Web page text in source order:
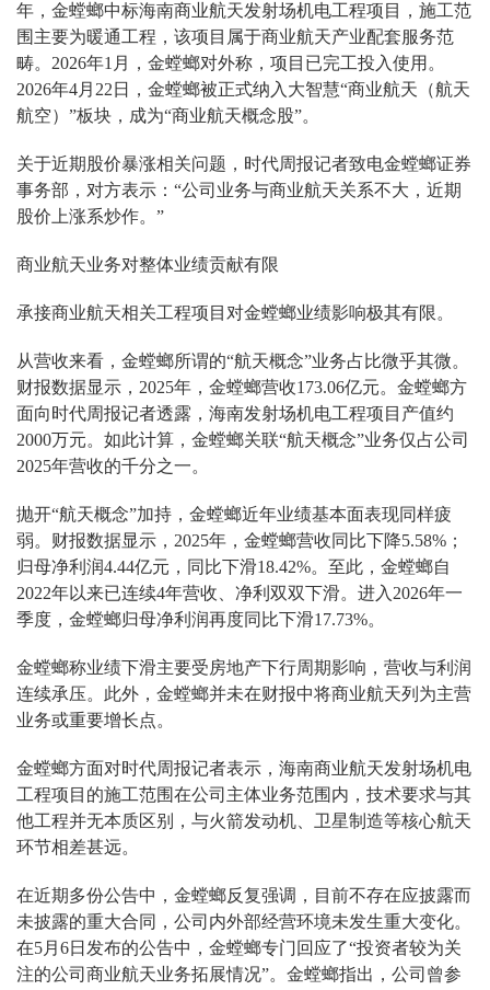
年，金螳螂中标海南商业航天发射场机电工程项目，施工范
围主要为暖通工程，该项目属于商业航天产业配套服务范
畴。2026年1月，金螳螂对外称，项目已完工投入使用。
2026年4月22日，金螳螂被正式纳入大智慧“商业航天（航天
航空）”板块，成为“商业航天概念股”。
关于近期股价暴涨相关问题，时代周报记者致电金螳螂证券
事务部，对方表示：“公司业务与商业航天关系不大，近期
股价上涨系炒作。”
商业航天业务对整体业绩贡献有限
承接商业航天相关工程项目对金螳螂业绩影响极其有限。
从营收来看，金螳螂所谓的“航天概念”业务占比微乎其微。
财报数据显示，2025年，金螳螂营收173.06亿元。金螳螂方
面向时代周报记者透露，海南发射场机电工程项目产值约
2000万元。如此计算，金螳螂关联“航天概念”业务仅占公司
2025年营收的千分之一。
抛开“航天概念”加持，金螳螂近年业绩基本面表现同样疲
弱。财报数据显示，2025年，金螳螂营收同比下降5.58%；
归母净利润4.44亿元，同比下滑18.42%。至此，金螳螂自
2022年以来已连续4年营收、净利双双下滑。进入2026年一
季度，金螳螂归母净利润再度同比下滑17.73%。
金螳螂称业绩下滑主要受房地产下行周期影响，营收与利润
连续承压。此外，金螳螂并未在财报中将商业航天列为主营
业务或重要增长点。
金螳螂方面对时代周报记者表示，海南商业航天发射场机电
工程项目的施工范围在公司主体业务范围内，技术要求与其
他工程并无本质区别，与火箭发动机、卫星制造等核心航天
环节相差甚远。
在近期多份公告中，金螳螂反复强调，目前不存在应披露而
未披露的重大合同，公司内外部经营环境未发生重大变化。
在5月6日发布的公告中，金螳螂专门回应了“投资者较为关
注的公司商业航天业务拓展情况”。金螳螂指出，公司曾参